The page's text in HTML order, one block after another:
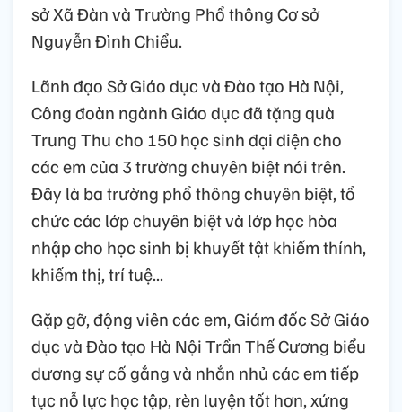
sở Xã Đàn và Trường Phổ thông Cơ sở
Nguyễn Đình Chiểu.
Lãnh đạo Sở Giáo dục và Đào tạo Hà Nội,
Công đoàn ngành Giáo dục đã tặng quà
Trung Thu cho 150 học sinh đại diện cho
các em của 3 trường chuyên biệt nói trên.
Đây là ba trường phổ thông chuyên biệt, tổ
chức các lớp chuyên biệt và lớp học hòa
nhập cho học sinh bị khuyết tật khiếm thính,
khiếm thị, trí tuệ...
Gặp gỡ, động viên các em, Giám đốc Sở Giáo
dục và Đào tạo Hà Nội Trần Thế Cương biểu
dương sự cố gắng và nhắn nhủ các em tiếp
tục nỗ lực học tập, rèn luyện tốt hơn, xứng